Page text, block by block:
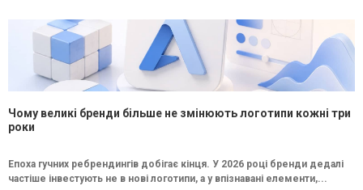
Чому великі бренди більше не змінюють логотипи кожні три
роки
Епоха гучних ребрендингів добігає кінця. У 2026 році бренди дедалі
частіше інвестують не в нові логотипи, а у впізнавані елементи,...